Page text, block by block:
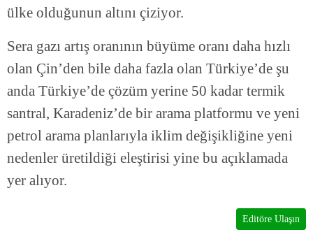
ülke olduğunun altını çiziyor.
Sera gazı artış oranının büyüme oranı daha hızlı
olan Çin’den bile daha fazla olan Türkiye’de şu
anda Türkiye’de çözüm yerine 50 kadar termik
santral, Karadeniz’de bir arama platformu ve yeni
petrol arama planlarıyla iklim değişikliğine yeni
nedenler üretildiği eleştirisi yine bu açıklamada
yer alıyor.
Editöre Ulaşın